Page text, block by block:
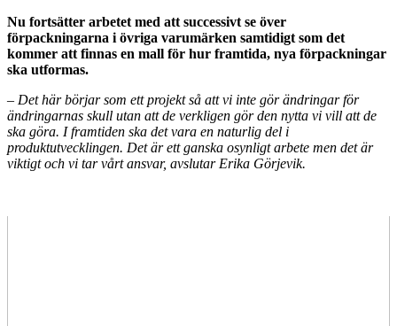
Nu fortsätter arbetet med att successivt se över
förpackningarna i övriga varumärken samtidigt som det
kommer att finnas en mall för hur framtida, nya förpackningar
ska utformas.
– Det här börjar som ett projekt så att vi inte gör ändringar för
ändringarnas skull utan att de verkligen gör den nytta vi vill att de
ska göra. I framtiden ska det vara en naturlig del i
produktutvecklingen. Det är ett ganska osynligt arbete men det är
viktigt och vi tar vårt ansvar, avslutar Erika Görjevik.